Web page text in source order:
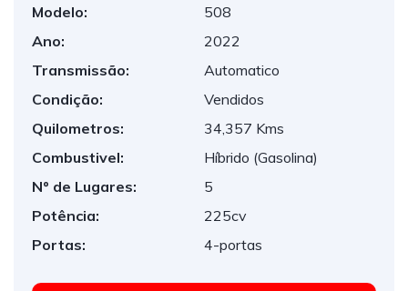
Modelo:
508
Ano:
2022
Transmissão:
Automatico
Condição:
Vendidos
Quilometros:
34,357 Kms
Combustivel:
Híbrido (Gasolina)
Nº de Lugares:
5
Potência:
225cv
Portas:
4-portas